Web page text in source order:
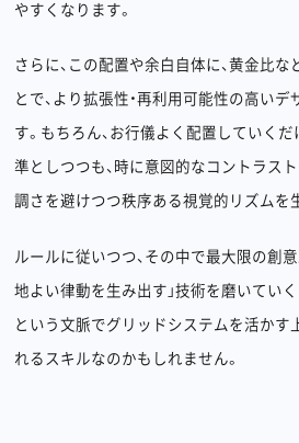
やすくなります。
さらに、この配置や余白自体に、黄金比
とで、より拡張性・再利用可能性の高い
す。もちろん、お行儀よく配置していく
準としつつも、時に意図的なコントラス
調さを避けつつ秩序ある視覚的リズムを
ルールに従いつつ、その中で最大限の創
地よい律動を生み出す」技術を磨いてい
という文脈でグリッドシステムを活かす
れるスキルなのかもしれません。